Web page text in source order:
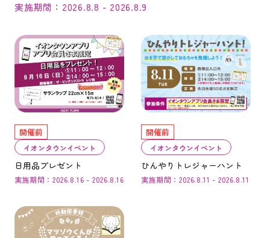
実施期間：2026.8.8 - 2026.8.9
開催前
イオンタウンイベント
日用品プレゼント
実施期間：2026.8.16 - 2026.8.16
開催前
イオンタウンイベント
ひんやりトレジャーハント
実施期間：2026.8.11 - 2026.8.11